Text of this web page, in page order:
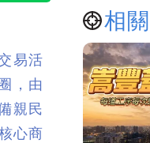
易活
，由
親民
心商
相關